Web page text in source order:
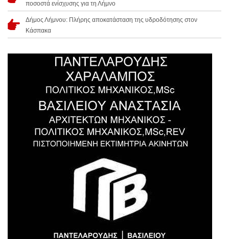
ποσοστά ενίσχυσης για τη Λήμνο
Δήμος Λήμνου: Πλήρης αποκατάσταση της υδροδότησης στον
Κάσπακα